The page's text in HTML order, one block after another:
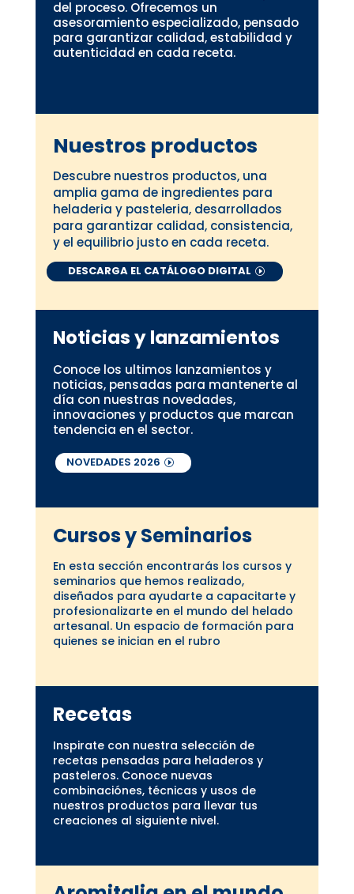
del proceso. Ofrecemos un
asesoramiento especializado, pensado
para garantizar calidad, estabilidad y
autenticidad en cada receta.
Nuestros productos
Descubre nuestros productos, una
amplia gama de ingredientes para
heladeria y pasteleria, desarrollados
para garantizar calidad, consistencia,
y el equilibrio justo en cada receta.
DESCARGA EL CATÁLOGO DIGITAL
Noticias y lanzamientos
Conoce los ultimos lanzamientos y
noticias, pensadas para mantenerte al
día con nuestras novedades,
innovaciones y productos que marcan
tendencia en el sector.
NOVEDADES 2026
Cursos y Seminarios
En esta sección encontrarás los cursos y
seminarios que hemos realizado,
diseñados para ayudarte a capacitarte y
profesionalizarte en el mundo del helado
artesanal. Un espacio de formación para
quienes se inician en el rubro
Recetas
Inspirate con nuestra selección de
recetas pensadas para heladeros y
pasteleros. Conoce nuevas
combinaciónes, técnicas y usos de
nuestros productos para llevar tus
creaciones al siguiente nivel.